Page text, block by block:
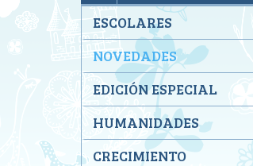
ESCOLARES
NOVEDADES
EDICIÓN ESPECIAL
HUMANIDADES
CRECIMIENTO